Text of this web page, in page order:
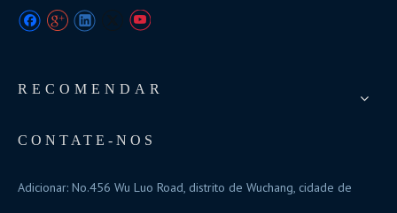
RECOMENDAR
CONTATE-NOS
Adicionar: No.456 Wu Luo Road, distrito de Wuchang, cidade de